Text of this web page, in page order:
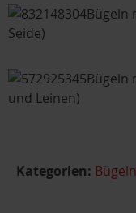
Bügeln
Seide)
Bügeln
und Leinen)
Kategorien: